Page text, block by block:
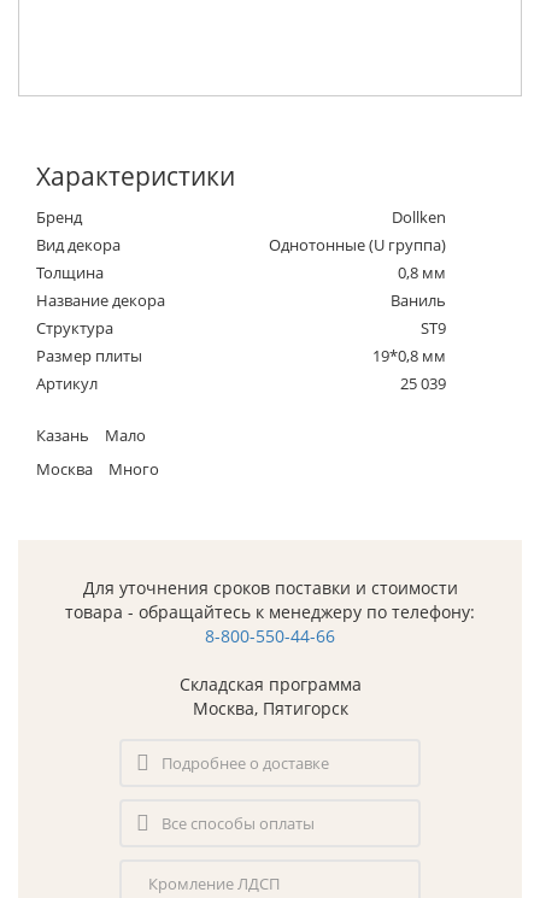
Характеристики
Бренд
Dollken
Вид декора
Однотонные (U группа)
Толщина
0,8 мм
Название декора
Ваниль
Структура
ST9
Размер плиты
19*0,8 мм
Артикул
25 039
Казань
Мало
Москва
Много
Для уточнения сроков поставки и стоимости
товара - обращайтесь к менеджеру по телефону:
8-800-550-44-66
Складская программа
Москва, Пятигорск
Подробнее о доставке
Все способы оплаты
Кромление ЛДСП